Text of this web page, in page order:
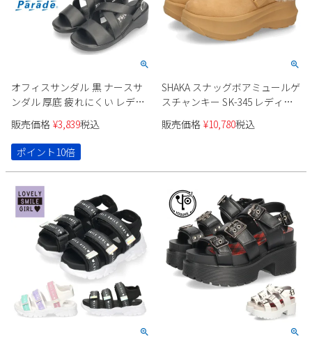
オフィスサンダル 黒 ナースサ
ンダル 厚底 疲れにくい レディ
ース サンダル ブラック ベルト
ストラップ Parade パレード
991102 991103
販売価格 ¥3,839税込
ポイント10倍
SHAKA スナッグボアミュールゲ
スチャンキー SK-345 レディー
ス
販売価格 ¥10,780税込